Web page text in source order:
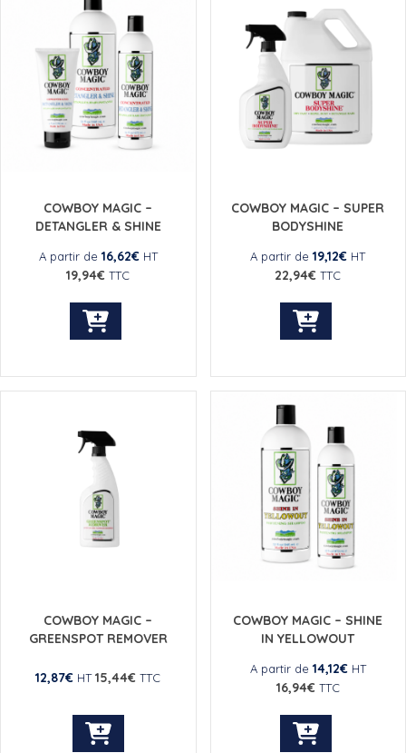
Les
options
peuvent
être
choisies
sur
la
COWBOY MAGIC –
DETANGLER & SHINE
A partir de 16,62€HT
19,94€ TTC
Ce
plusieurs
Les
options
peuvent
être
choisies
sur
la
COWBOY MAGIC – SUPER
BODYSHINE
A partir de19,12€ HT
22,94€ TTC
Ce
plusieurs
options
peuvent
être
choisies
sur
la
page
COWBOY MAGIC –
GREENSPOT REMOVER
12,87€ HT15,44€ TTC
COWBOY MAGIC – SHINE
IN YELLOWOUT
A partir de 14,12€HT
16,94€ TTC
Ce